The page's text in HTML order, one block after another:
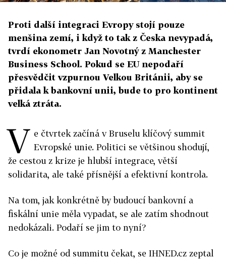
Proti další integraci Evropy stojí pouze
menšina zemí, i když to tak z Česka nevypadá,
tvrdí ekonometr Jan Novotný z Manchester
Business School. Pokud se EU nepodaří
přesvědčit vzpurnou Velkou Británii, aby se
přidala k bankovní unii, bude to pro kontinent
velká ztráta.
V e čtvrtek začíná v Bruselu klíčový summit
Evropské unie. Politici se většinou shodují,
že cestou z krize je hlubší integrace, větší
solidarita, ale také přísnější a efektivní kontrola.
Na tom, jak konkrétně by budoucí bankovní a
fiskální unie měla vypadat, se ale zatím shodnout
nedokázali. Podaří se jim to nyní?
Co je možné od summitu čekat, se IHNED.cz zeptal